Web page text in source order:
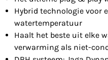
Hybrid technologie voor
watertemperatuur
Haalt het beste uit elke
verwarming als niet-